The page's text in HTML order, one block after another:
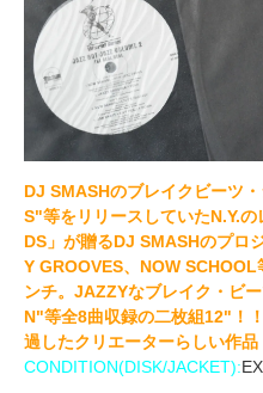
DJ SMASHのブレイクビーツ
S"等をリリースしていたN.Y.
DS」が贈るDJ SMASHのプ
Y GROOVES、NOW
ンチ。JAZZYなブレイク・ビ
N"等全8曲収録の二枚組12"！
過したクリエーターらしい作品
CONDITION(DISK/JACKET):